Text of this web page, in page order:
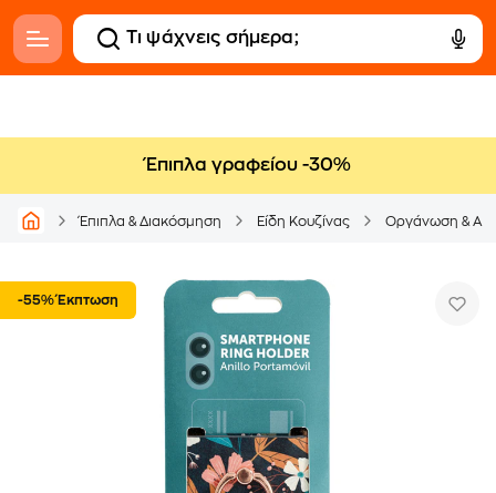
Έπιπλα γραφείου -30%
Έπιπλα & Διακόσμηση Είδη Κουζίνας Οργάνωση &
-55% Έκπτωση